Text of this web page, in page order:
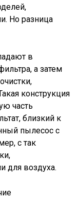
Но разница
в
а затем
конструкция
часть
близкий к
пылесос с
с так
для воздуха.